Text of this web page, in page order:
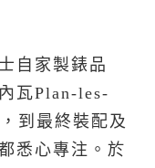
自家製錶品
瓦Plan-les-
到最終裝配及
悉心專注。於